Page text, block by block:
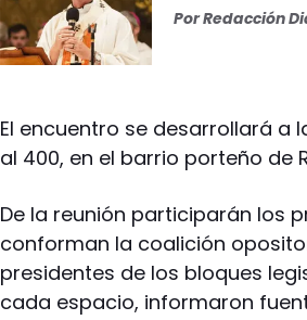
PorRedacción
El encuentro se desarrollará a
al 400, en el barrio porteño de
De la reunión participarán los
conforman la coalición
presidentes de los bloques
cada espacio, informaron